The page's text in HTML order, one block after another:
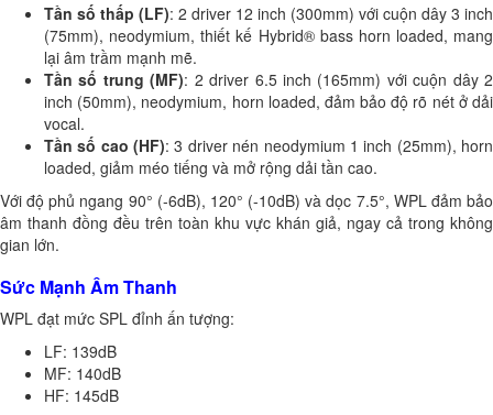
Tần số thấp (LF): 2 driver 12 inch (300mm) với cuộn dây 3 inch
(75mm), neodymium, thiết kế Hybrid® bass horn loaded, mang
lại âm trầm mạnh mẽ.
Tần số trung (MF): 2 driver 6.5 inch (165mm) với cuộn dây 2
inch (50mm), neodymium, horn loaded, đảm bảo độ rõ nét ở dải
vocal.
Tần số cao (HF): 3 driver nén neodymium 1 inch (25mm), horn
loaded, giảm méo tiếng và mở rộng dải tần cao.
Với độ phủ ngang 90° (-6dB), 120° (-10dB) và dọc 7.5°, WPL đảm bảo
âm thanh đồng đều trên toàn khu vực khán giả, ngay cả trong không
gian lớn.
Sức Mạnh Âm Thanh
WPL đạt mức SPL đỉnh ấn tượng:
LF: 139dB
MF: 140dB
HF: 145dB